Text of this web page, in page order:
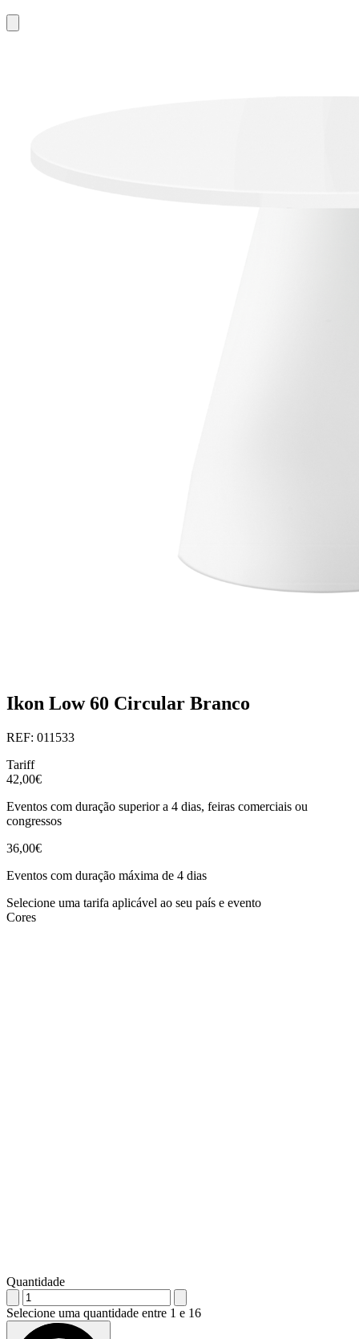
Ikon Low 60 Circular Branco
REF: 011533
Tariff
42,00€
Eventos com duração superior a 4 dias, feiras comerciais ou
congressos
36,00€
Eventos com duração máxima de 4 dias
Selecione uma tarifa aplicável ao seu país e evento
Cores
Quantidade
Selecione uma quantidade entre 1 e 16